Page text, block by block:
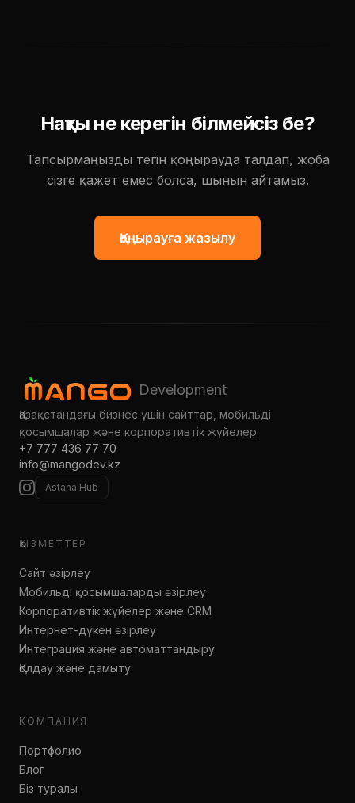
Нақты не керегін білмейсіз бе?
Тапсырмаңызды тегін қоңырауда талдап, жоба
сізге қажет емес болса, шынын айтамыз.
Қоңырауға жазылу
ANGO Development
Қазақстандағы бизнес үшін сайттар, мобильді
қосымшалар және корпоративтік жүйелер.
+7 777 436 77 70
info@mangodev.kz
Astana Hub
ҚЫЗМЕТТЕР
Сайт әзірлеу
Мобильді қосымшаларды әзірлеу
Корпоративтік жүйелер және CRM
Интернет-дүкен әзірлеу
Интеграция және автоматтандыру
Қолдау және дамыту
КОМПАНИЯ
Портфолио
Блог
Біз туралы